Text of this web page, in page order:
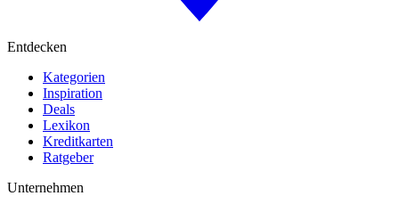
Entdecken
Kategorien
Inspiration
Deals
Lexikon
Kreditkarten
Ratgeber
Unternehmen